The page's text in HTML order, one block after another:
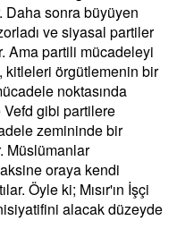
Daha sonra büyüyen
ve siyasal partiler
Ama partili mücadeleyi
kitleleri örgütlemenin bir
noktasında
Vefd gibi partilere
zemininde bir
Müslümanlar
oraya kendi
Öyle ki; Mısır'ın İşçi
alacak düzeyde